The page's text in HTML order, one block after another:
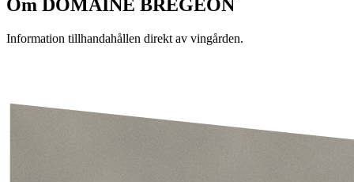
Om DOMAINE BREGEON
Information tillhandahållen direkt av vingården.